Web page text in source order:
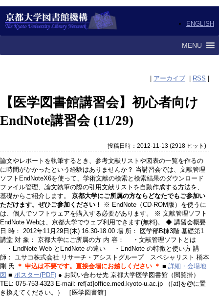
ENGLISH
MENU
アーカイブ RSS
【医学図書館講習会】初心者向け
EndNote講習会 (11/29)
投稿日時：2012-11-13(2918 ヒット )
論文やレポートを執筆するとき、参考文献リストや図表の一覧を作るの
に時間がかかったという経験はありませんか？ 当講習会では、文献管理
ソフトEndNoteX6を使って、学術文献の検索と検索結果のダウンロード
ファイル管理、論文執筆の際の引用文献リストを自動作成する方法を、
基礎からご紹介します。 京都大学にご所属の方ならどなたでもご参加い
ただけます。ぜひご参加ください！
※ EndNote（CD-ROM版）を使うに
は、個人でソフトウェアを購入する必要があります。 ※ 文献管理ソフト
EndNote Webは、京都大学でウェブ利用できます(無料)。 ◆ 講習会概要
日 時： 2012年11月29日(木) 16:30-18:00 場 所： 医学部B棟3階 基礎第1
講堂 対 象： 京都大学にご所属の方 内 容： ・文献管理ソフトとは
・EndNote Web とEndNote の違い ・EndNote の特徴と使い方 講
師： ユサコ株式会社 リサーチ・アシストグループ スペシャリスト 橋本
剛 氏 ＊ 申込は不要です。直接会場にお越しください ＊ ■ 詳細・会場地
図 ■ ポスター(PDF) ● お問い合わせ先 京都大学医学図書館（閲覧掛）
TEL: 075-753-4323 E-mail: ref[at]office.med.kyoto-u.ac.jp （[at]を@に置
き換えてください。） ［医学図書館］